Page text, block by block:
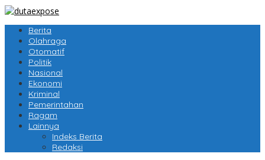
Berita
Olahraga
Otomatif
Politik
Nasional
Ekonomi
Kriminal
Pemerintahan
Ragam
Lainnya
Indeks Berita
Redaksi